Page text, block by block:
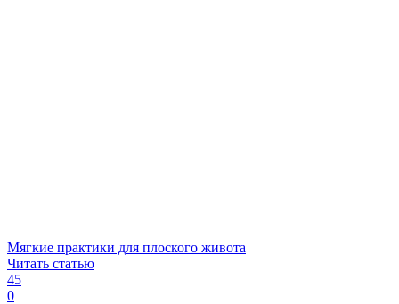
Мягкие практики для плоского живота
Читать статью
45
0